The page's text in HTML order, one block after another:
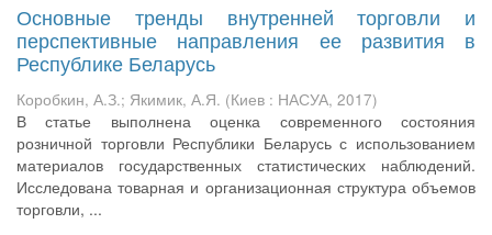
Основные тренды внутренней торговли и
перспективные направления ее развития в
Республике Беларусь
Коробкин, А.З.; Якимик, А.Я. (Киев : НАСУА, 2017)
В статье выполнена оценка современного состояния
розничной торговли Республики Беларусь с использованием
материалов государственных статистических наблюдений.
Исследована товарная и организационная структура объемов
торговли, ...